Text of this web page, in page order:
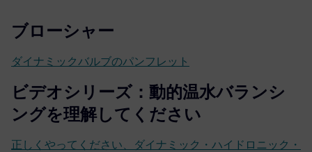
ブローシャー
ダイナミックバルブのパンフレット
ビデオシリーズ：動的温水バランシ
ングを理解してください
正しくやってください、ダイナミック・ハイドロニック・